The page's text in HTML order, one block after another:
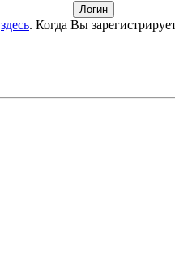
здесь. Когда Вы